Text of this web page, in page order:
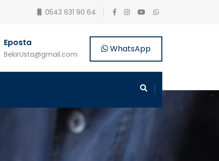
0543 631 90 64
Eposta
BekirUsta@gmail.com
WhatsApp